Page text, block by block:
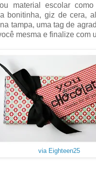
material escolar
bonitinha, giz de cera,
tampa, uma tag de
mesma e finalize com
via Eighteen25